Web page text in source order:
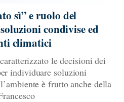
sì” e ruolo del
condivise ed
climatici
le decisioni dei
individuare soluzioni
è frutto anche della